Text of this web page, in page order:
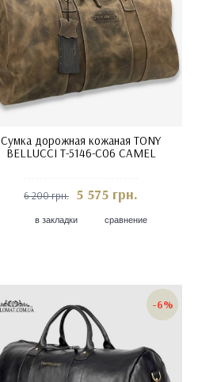
Сумка дорожная кожаная TONY
BELLUCCI T-5146-C06 CAMEL
6 200 грн. 5 575 грн.
в закладки сравнение
-6%